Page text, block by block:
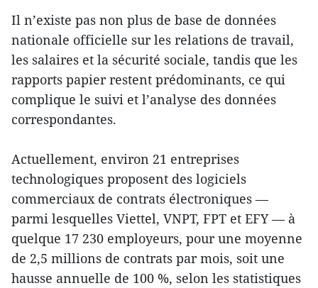
Il n’existe pas non plus de base de données
nationale officielle sur les relations de travail,
les salaires et la sécurité sociale, tandis que les
rapports papier restent prédominants, ce qui
complique le suivi et l’analyse des données
correspondantes.
Actuellement, environ 21 entreprises
technologiques proposent des logiciels
commerciaux de contrats électroniques —
parmi lesquelles Viettel, VNPT, FPT et EFY — à
quelque 17 230 employeurs, pour une moyenne
de 2,5 millions de contrats par mois, soit une
hausse annuelle de 100 %, selon les statistiques